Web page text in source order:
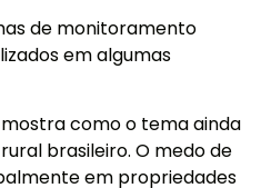
de monitoramento
em algumas
como o tema ainda
brasileiro. O medo de
em propriedades